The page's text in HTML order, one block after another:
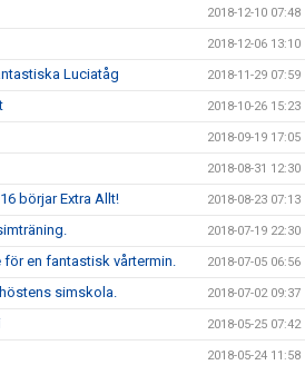
2018-12-10 07:48
2018-12-06 13:10
Luciatåg 2018-11-29 07:59
2018-10-26 15:23
2018-09-19 17:05
2018-08-31 12:30
börjar Extra Allt! 2018-08-23 07:13
2018-07-19 22:30
för en fantastisk vårtermin. 2018-07-05 06:56
simskola. 2018-07-02 09:37
2018-05-25 07:42
2018-05-24 11:58